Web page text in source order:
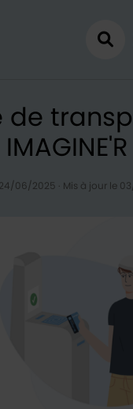
de
IMAGINE'R
24/06/2025 · Mis à jour le